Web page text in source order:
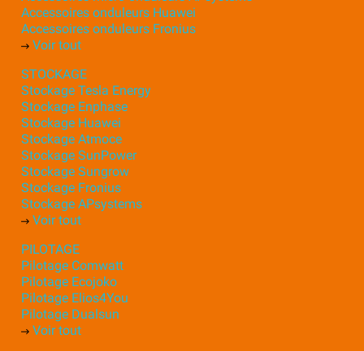
Accessoires onduleurs Huawei
Accessoires onduleurs Fronius
Voir tout
STOCKAGE
Stockage Tesla Energy
Stockage Enphase
Stockage Huawei
Stockage Atmoce
Stockage SunPower
Stockage Sungrow
Stockage Fronius
Stockage APsystems
Voir tout
PILOTAGE
Pilotage Comwatt
Pilotage Ecojoko
Pilotage Elios4You
Pilotage Dualsun
Voir tout